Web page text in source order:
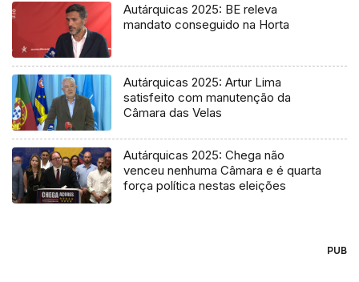
Autárquicas 2025: BE releva
mandato conseguido na Horta
Autárquicas 2025: Artur Lima
satisfeito com manutenção da
Câmara das Velas
Autárquicas 2025: Chega não
venceu nenhuma Câmara e é quarta
força política nestas eleições
PUB